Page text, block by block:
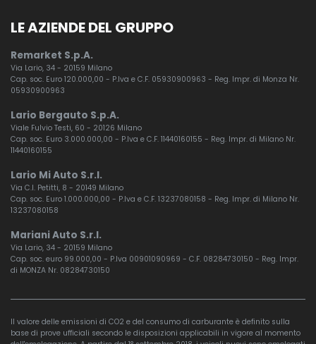
LE AZIENDE DEL GRUPPO
Remarket S.p.A.
Via Lario, 34 - 20159 Milano
Cap. soc. Euro 120.000,00 - P.Iva e C.F. 05930900963 - Reg. Impr. di Monza Nr.
05930900963
Lario Bergauto S.p.A.
Viale Fulvio Testi, 60 - 20126 Milano
Cap. soc. Euro 3.000.000,00 - P.Iva e C.F. 11440160155 - Reg. Impr. di Milano Nr.
11440160155
Lario Mi Auto S.r.l.
Via C.I. Petitti, 8 - 20149 Milano
Cap. soc. Euro 1.000.000,00 - P.Iva e C.F. 13237080158 - Reg. Impr. di Milano Nr.
13237080158
Mariani Auto S.r.l.
Via Lario, 34 - 20159 Milano
Cap. soc. euro 99.000,00 - P.Iva 00901090969 - C.F. 08284730150 - Reg. Impr.
di MONZA Nr. 08284730150
Il valore delle emissioni di CO2 e del consumo di carburante è definito sulla
base di prove ufficiali secondo le disposizioni applicabili in vigore al momento